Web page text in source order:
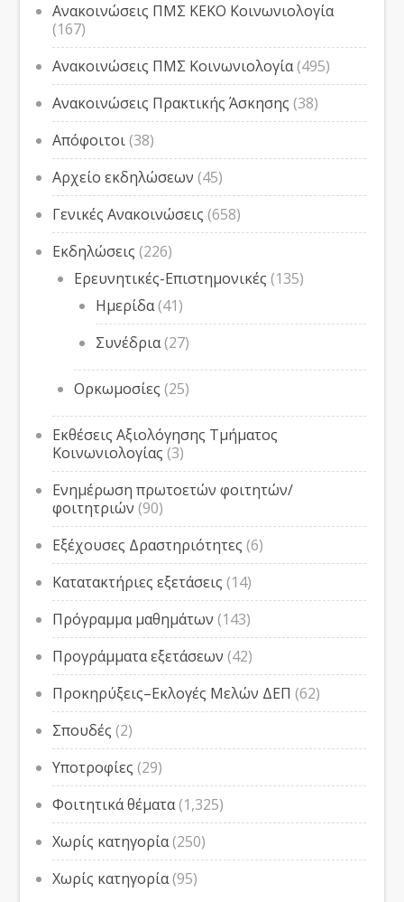
Ανακοινώσεις ΠΜΣ ΚΕΚΟ Κοινωνιολογία
(167)
Ανακοινώσεις ΠΜΣ Κοινωνιολογία(495)
Ανακοινώσεις Πρακτικής Άσκησης (38)
Απόφοιτοι(38)
Αρχείο εκδηλώσεων (45)
Γενικές Ανακοινώσεις (658)
Εκδηλώσεις (226)
Ερευνητικές-Επιστημονικές (135)
Ημερίδα(41)
Συνέδρια(27)
Ορκωμοσίες (25)
Εκθέσεις Αξιολόγησης Τμήματος
Κοινωνιολογίας (3)
Ενημέρωση πρωτοετών φοιτητών/
φοιτητριών (90)
Εξέχουσες Δραστηριότητες (6)
Κατατακτήριες εξετάσεις (14)
Πρόγραμμα μαθημάτων (143)
Προγράμματα εξετάσεων (42)
Προκηρύξεις–Εκλογές Μελών ΔΕΠ (62)
Σπουδές (2)
Υποτροφίες (29)
Φοιτητικά θέματα(1,325)
Χωρίς κατηγορία(250)
Χωρίς κατηγορία(95)